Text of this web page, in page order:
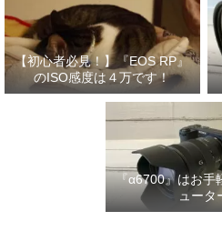
【初心者必見！】『EOS RP』
のISO感度は４万です！
『α6700』はお手
ュータ